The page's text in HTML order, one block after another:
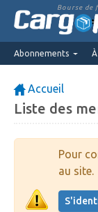
Bourse de
Abonnements
Accueil
Liste des
Pour
au site.